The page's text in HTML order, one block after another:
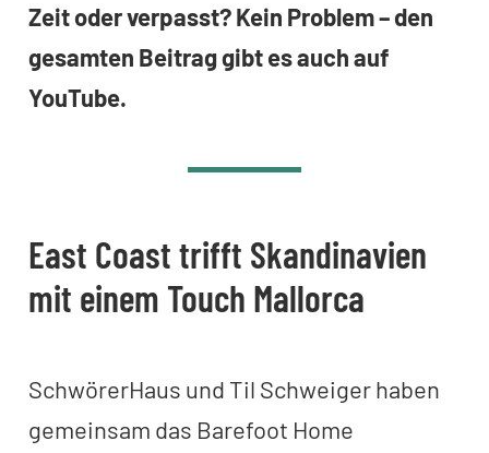
Zeit oder verpasst? Kein Problem – den
gesamten Beitrag gibt es auch auf
YouTube.
East Coast trifft Skandinavien
mit einem Touch Mallorca
SchwörerHaus und Til Schweiger haben
gemeinsam das Barefoot Home